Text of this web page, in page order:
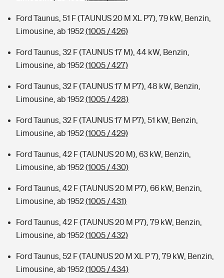
Ford Taunus, 51 F (TAUNUS 20 M XL P7), 79 kW, Benzin,
Limousine, ab 1952(1005 / 426)
Ford Taunus, 32 F (TAUNUS 17 M), 44 kW, Benzin,
Limousine, ab 1952(1005 / 427)
Ford Taunus, 32 F (TAUNUS 17 M P7), 48 kW, Benzin,
Limousine, ab 1952(1005 / 428)
Ford Taunus, 32 F (TAUNUS 17 M P7), 51 kW, Benzin,
Limousine, ab 1952(1005 / 429)
Ford Taunus, 42 F (TAUNUS 20 M), 63 kW, Benzin,
Limousine, ab 1952(1005 / 430)
Ford Taunus, 42 F (TAUNUS 20 M P7), 66 kW, Benzin,
Limousine, ab 1952(1005 / 431)
Ford Taunus, 42 F (TAUNUS 20 M P7), 79 kW, Benzin,
Limousine, ab 1952(1005 / 432)
Ford Taunus, 52 F (TAUNUS 20 M XL P 7), 79 kW, Benzin,
Limousine, ab 1952(1005 / 434)